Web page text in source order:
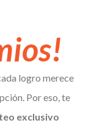
logro merece
Por eso, te
exclusivo